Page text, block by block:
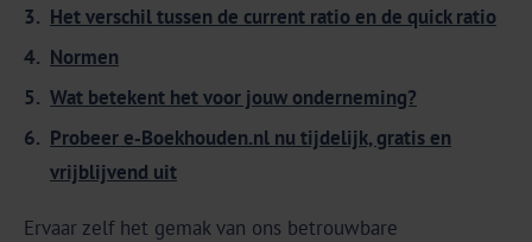
Het verschil tussen de current ratio en de quick ratio
Normen
Wat betekent het voor jouw onderneming?
Probeer e‑Boekhouden.nl nu tijdelijk, gratis en
vrijblijvend uit
Ervaar zelf het gemak van ons betrouwbare